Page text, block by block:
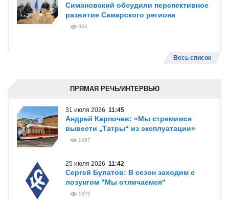
Симановский обсудили перспективное
развитие Самарского региона
934
Весь список
ПРЯМАЯ РЕЧЬ/ИНТЕРВЬЮ
31 июля 2026 11:45
Андрей Карпочев: «Мы стремимся
вывести „Татры“ из эксплуатации»
1097
25 июля 2026 11:42
Сергей Булатов: В сезон заходим с
лозунгом "Мы отличаемся"
1829